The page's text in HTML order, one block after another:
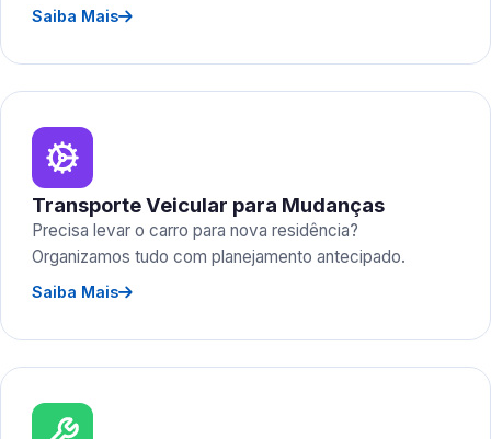
Saiba Mais
Transporte Veicular para Mudanças
Precisa levar o carro para nova residência?
Organizamos tudo com planejamento antecipado.
Saiba Mais